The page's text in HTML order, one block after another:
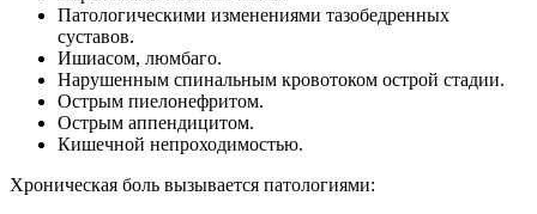
Патологическими изменениями тазобедренных
суставов.
Ишиасом, люмбаго.
Нарушенным спинальным кровотоком острой стадии.
Острым пиелонефритом.
Острым аппендицитом.
Кишечной непроходимостью.
Хроническая боль вызывается патологиями: